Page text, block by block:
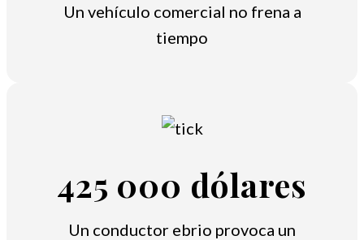
Un vehículo comercial no frena a
tiempo
425 000 dólares
Un conductor ebrio provoca un